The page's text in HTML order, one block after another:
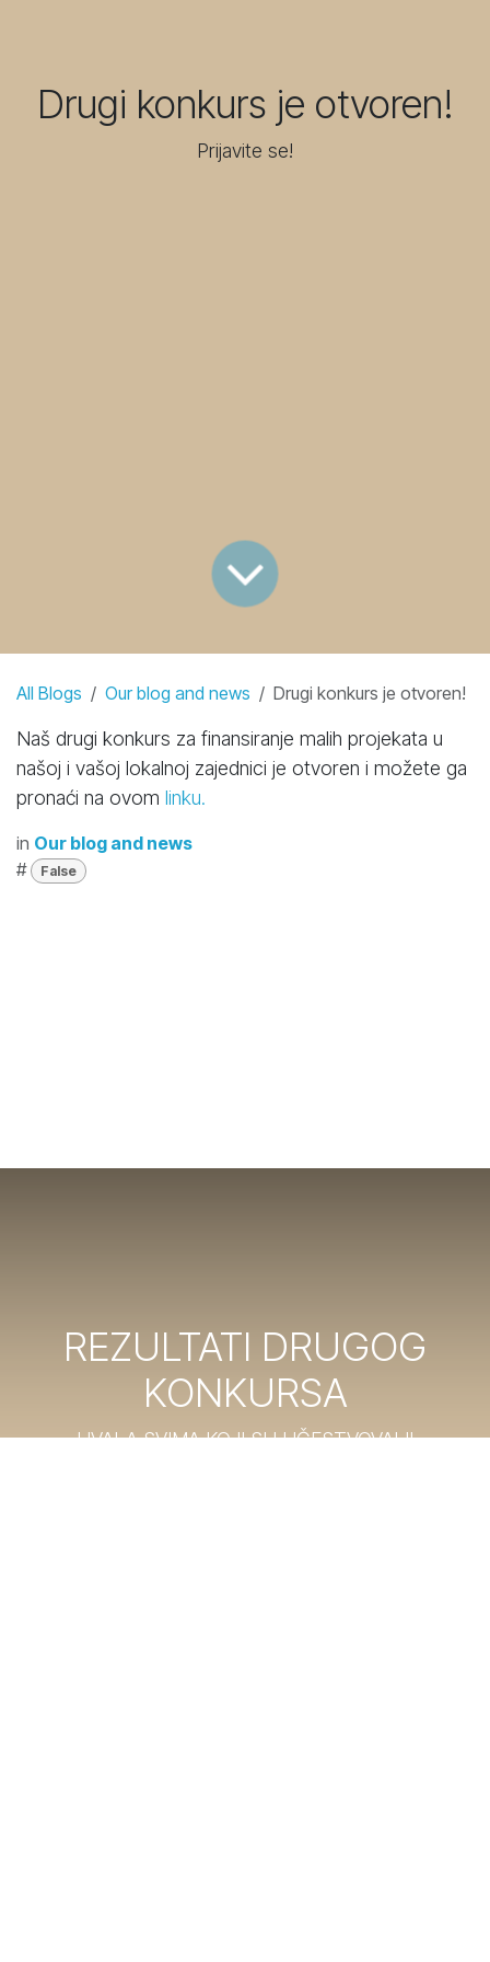
Drugi konkurs je otvoren!
Prijavite se!
All Blogs Our blog and news Drugi konkurs je otvoren!
Naš drugi konkurs za finansiranje malih projekata u
našoj i vašoj lokalnoj zajednici je otvoren i možete ga
pronaći na ovom linku.
in Our blog and news
#
False
REZULTATI DRUGOG
KONKURSA
HVALA SVIMA KOJI SU UČESTVOVALI!